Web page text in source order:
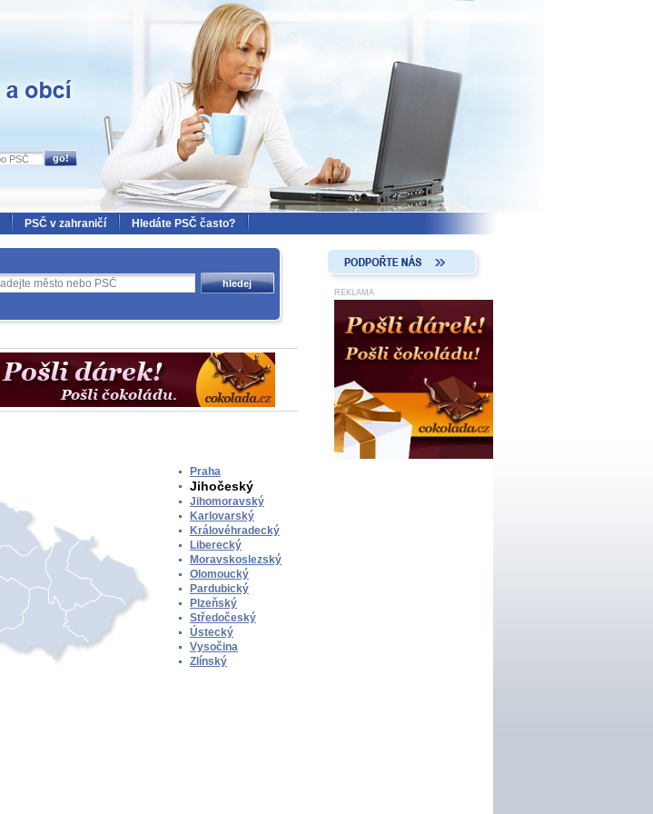
Praha
Jihočeský
Jihomoravský
Karlovarský
Královéhradecký
Liberecký
Moravskoslezský
Olomoucký
Pardubický
Plzeňský
Středočeský
Ústecký
Vysočina
Zlínský
REKLAMA
PSČ v zahraničí Hledáte PSČ často?